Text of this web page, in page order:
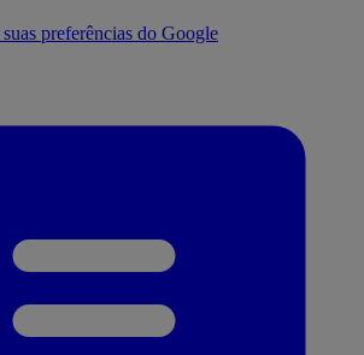
preferências do Google